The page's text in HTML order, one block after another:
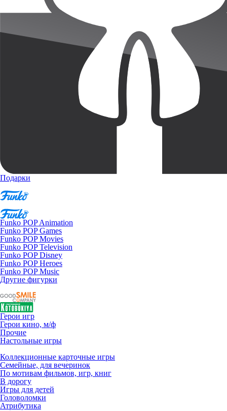
Подарки
Funko POP Animation
Funko POP Games
Funko POP Movies
Funko POP Television
Funko POP Disney
Funko POP Heroes
Funko POP Music
Другие фигурки
Герои игр
Герои кино, м/ф
Прочие
Настольные игры
Коллекционные карточные игры
Семейные, для вечеринок
По мотивам фильмов, игр, книг
В дорогу
Игры для детей
Головоломки
Атрибутика